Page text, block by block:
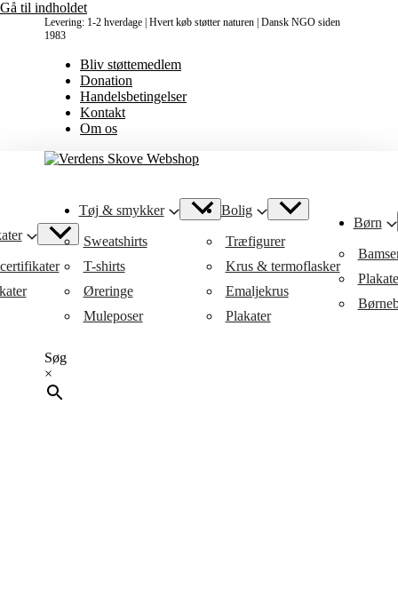
Gå til indholdet
Levering: 1-2 hverdage | Hvert køb støtter naturen | Dansk NGO siden
1983
Bliv støttemedlem
Donation
Handelsbetingelser
Kontakt
Om os
Tøj & smykker
Sweatshirts
T-shirts
Øreringe
Muleposer
Bolig
Træfigurer
Krus & termoflasker
Emaljekrus
Plakater
Børn
Søg
×